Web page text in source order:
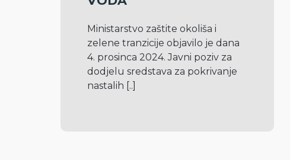
Ministarstvo zaštite okoliša i
zelene tranzicije objavilo je dana
4. prosinca 2024. Javni poziv za
dodjelu sredstava za pokrivanje
nastalih [..]